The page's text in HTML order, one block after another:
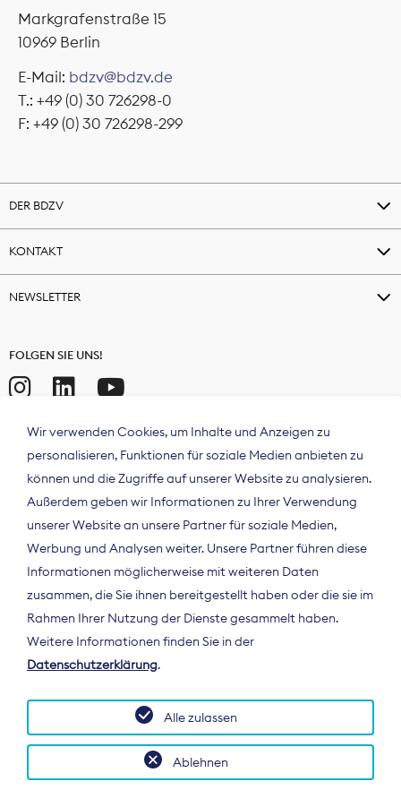
Markgrafenstraße 15
10969 Berlin
E-Mail: bdzv@bdzv.de
T.: +49 (0) 30 726298-0
F: +49 (0) 30 726298-299
DER BDZV
KONTAKT
NEWSLETTER
FOLGEN SIE UNS!
Der Bundesverband Digitalpublisher und
Zeitungsverleger (BDZV) vertritt als
Spitzenorganisation die Interessen der
Deutschland und auf EU-Ebene.
Wir verwenden Cookies, um Inhalte und Anzeigen zu
personalisieren, Funktionen für soziale Medien anbieten zu
können und die Zugriffe auf unserer Website zu analysieren.
Außerdem geben wir Informationen zu Ihrer Verwendung
unserer Website an unsere Partner für soziale Medien,
Werbung und Analysen weiter. Unsere Partner führen diese
Informationen möglicherweise mit weiteren Daten
zusammen, die Sie ihnen bereitgestellt haben oder die sie im
Rahmen Ihrer Nutzung der Dienste gesammelt haben.
Weitere Informationen finden Sie in der
Datenschutzerklärung.
Ablehnen
Alle zulassen